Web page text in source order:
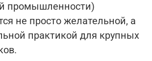
промышленности)
не просто желательной, а
практикой для крупных